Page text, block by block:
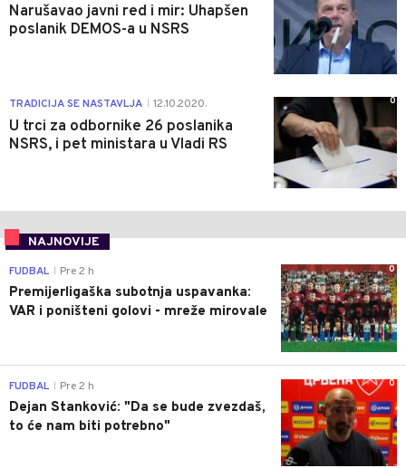
Narušavao javni red i mir: Uhapšen
poslanik DEMOS-a u NSRS
TRADICIJA SE NASTAVLJA 12.10.2020.
U trci za odbornike 26 poslanika
NSRS, i pet ministara u Vladi RS
0
NAJNOVIJE
0
FUDBAL Pre 2 h
Premijerligaška subotnja uspavanka:
VAR i poništeni golovi - mreže mirovale
0
FUDBAL Pre 2 h
Dejan Stanković: "Da se bude zvezdaš,
to će nam biti potrebno"